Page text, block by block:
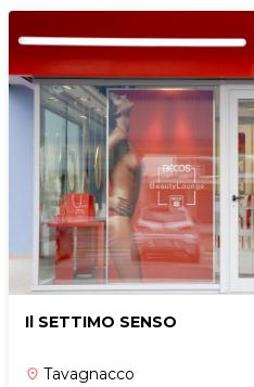
Il SETTIMO SENSO
place Tavagnacco